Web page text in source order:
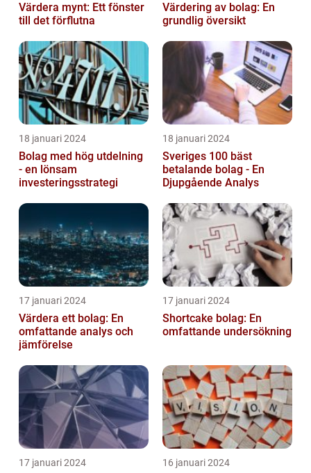
Värdera mynt: Ett fönster
till det förflutna
Värdering av bolag: En
grundlig översikt
18 januari 2024
Bolag med hög utdelning
- en lönsam
investeringsstrategi
18 januari 2024
Sveriges 100 bäst
betalande bolag - En
Djupgående Analys
17 januari 2024
Värdera ett bolag: En
omfattande analys och
jämförelse
17 januari 2024
Shortcake bolag: En
omfattande undersökning
17 januari 2024 16 januari 2024